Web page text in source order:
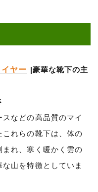
ヤー |豪華な靴下の主
などの高品質のマイ
これらの靴下は、体の
れ、寒く暖かく雲の
山を特徴としていま